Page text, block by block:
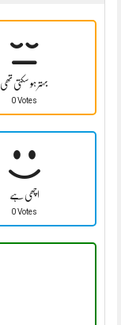
بہتر ہو سکتی تھی
0 Votes
اچھی ہے
0 Votes